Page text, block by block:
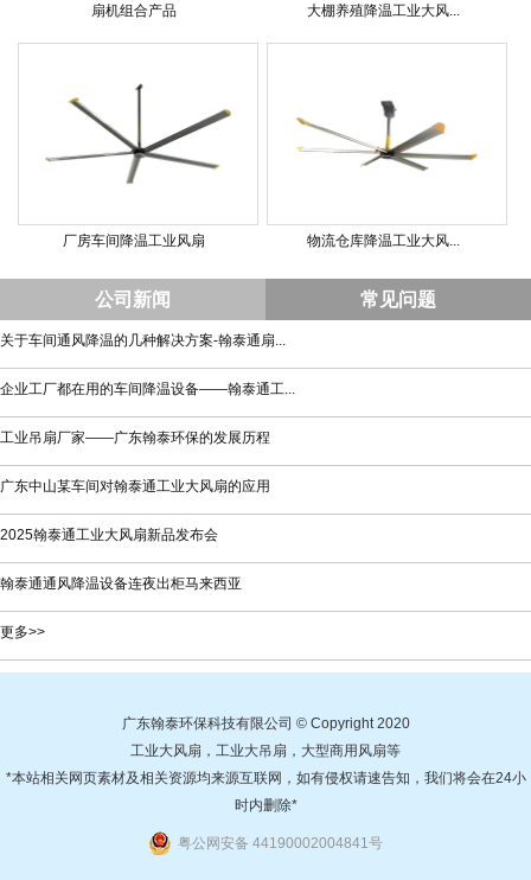
扇机组合产品 大棚养殖降温工业大风...
厂房车间降温工业风扇 物流仓库降温工业大风...
公司新闻 常见问题
关于车间通风降温的几种解决方案-翰泰通扇...
企业工厂都在用的车间降温设备——翰泰通工...
工业吊扇厂家——广东翰泰环保的发展历程
广东中山某车间对翰泰通工业大风扇的应用
2025翰泰通工业大风扇新品发布会
翰泰通通风降温设备连夜出柜马来西亚
更多>>
广东翰泰环保科技有限公司 © Copyright 2020
工业大风扇，工业大吊扇，大型商用风扇等
*本站相关网页素材及相关资源均来源互联网，如有侵权请速告知，我们将会在24小
时内删除*
粤公网安备 44190002004841号